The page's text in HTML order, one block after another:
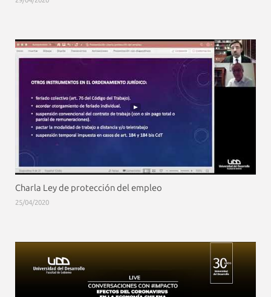
Charla Ley de protección del empleo
25/04/2020